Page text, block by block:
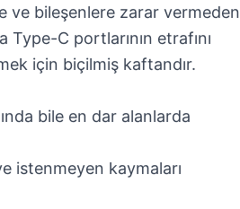
ve bileşenlere zarar vermeden
C portlarının etrafını
için biçilmiş kaftandır.
bile en dar alanlarda
istenmeyen kaymaları